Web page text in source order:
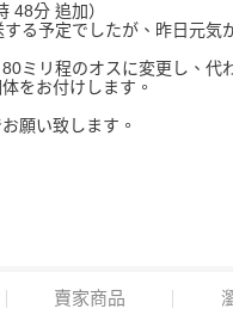
48分 追加）
る予定でしたが、昨日元気
ミリ程のオスに変更し、代
をお付けします。
願い致します。
賣家商品